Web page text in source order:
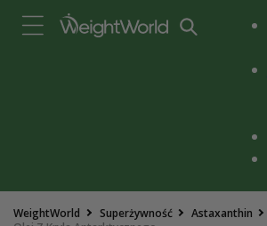
WeightWorld Superżywność
Astaxanthin
Pomiń,